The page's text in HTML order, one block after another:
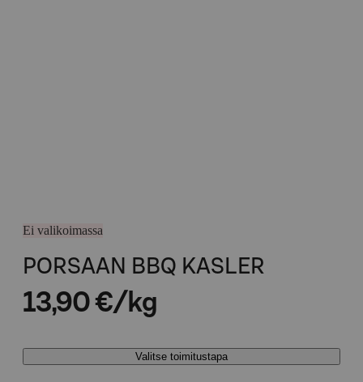
Ei valikoimassa
PORSAAN BBQ KASLER
13,90 €/kg
Valitse toimitustapa